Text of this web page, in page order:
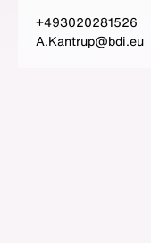
+493020281526
A.Kantrup@bdi.eu